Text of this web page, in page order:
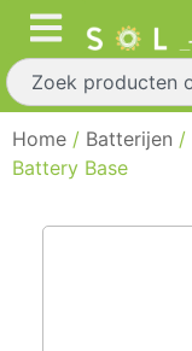
Home / Batterijen /
Battery Base